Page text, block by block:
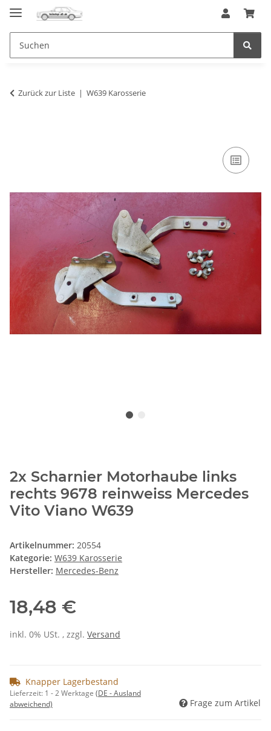
Zurück zur Liste W639 Karosserie
2x Scharnier Motorhaube links
rechts 9678 reinweiss Mercedes
Vito Viano W639
Artikelnummer: 20554
Kategorie: W639 Karosserie
Hersteller: Mercedes-Benz
18,48 €
inkl. 0% USt. , zzgl. Versand
Knapper Lagerbestand
Lieferzeit: 1 - 2 Werktage (DE - Ausland
abweichend)
Frage zum Artikel